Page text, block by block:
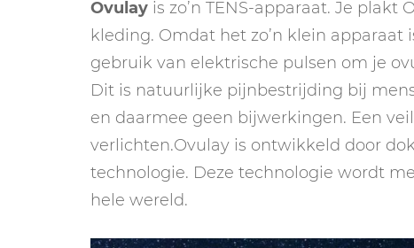
Ovulay is zo’n TENS-apparaat. Je
kleding. Omdat het zo’n klein apparaat
gebruik van elektrische pulsen om je
Dit is natuurlijke pijnbestrijding bij
en daarmee geen bijwerkingen. Een
verlichten.Ovulay is ontwikkeld door
technologie. Deze technologie wordt
hele wereld.